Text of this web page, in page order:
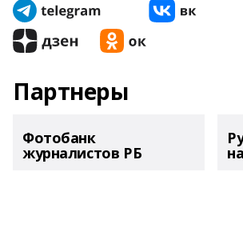
Партнеры
Фотобанк
журналистов РБ